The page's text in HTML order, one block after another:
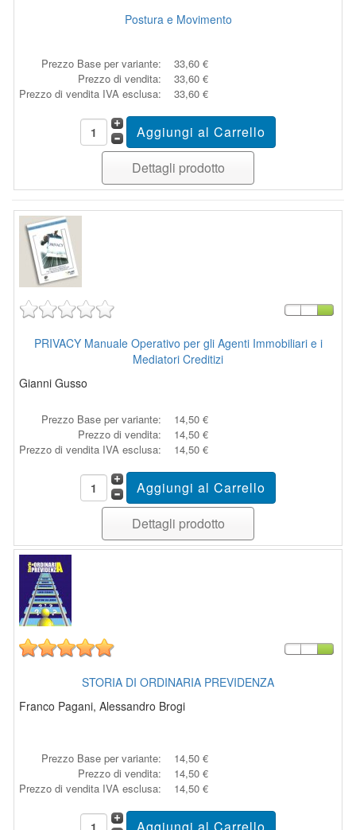
Postura e Movimento
Prezzo Base per variante:
33,60 €
Prezzo di vendita:
33,60 €
Prezzo di vendita IVA esclusa:
33,60 €
Dettagli prodotto
PRIVACY Manuale Operativo per gli Agenti Immobiliari e i
Mediatori Creditizi
Gianni Gusso
Prezzo Base per variante:
14,50 €
Prezzo di vendita:
14,50 €
Prezzo di vendita IVA esclusa:
14,50 €
Dettagli prodotto
STORIA DI ORDINARIA PREVIDENZA
Franco Pagani, Alessandro Brogi
Prezzo Base per variante:
14,50 €
Prezzo di vendita:
14,50 €
Prezzo di vendita IVA esclusa:
14,50 €